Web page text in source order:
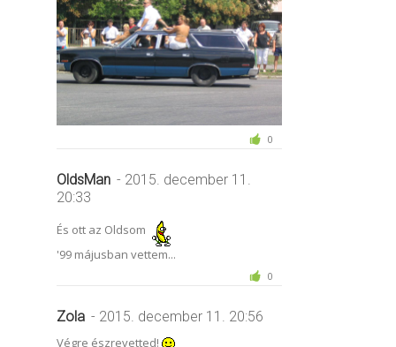
0
OldsMan - 2015. december 11.
20:33
És ott az Oldsom
'99 májusban vettem...
0
Zola - 2015. december 11. 20:56
Végre észrevetted!